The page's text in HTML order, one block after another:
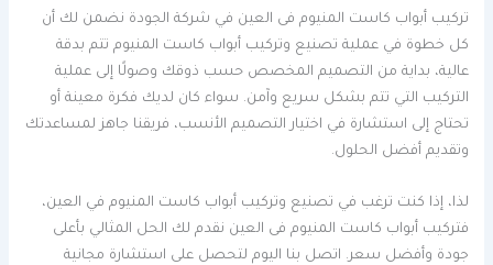
تركيب أبواب كاست المنيوم فى العين في شركة الجودة نضمن لك أن
كل خطوة في عملية تصنيع وتركيب أبواب كاست المنيوم تتم بدقة
عالية، بداية من التصميم المخصص حسب ذوقك وصولًا إلى عملية
التركيب التي تتم بشكل سريع وآمن. سواء كان لديك فكرة معينة أو
تحتاج إلى استشارة في اختيار التصميم الأنسب، فريقنا جاهز لمساعدتك
وتقديم أفضل الحلول.
لذا، إذا كنت ترغب في تصنيع وتركيب أبواب كاست المنيوم في العين،
فتركيب أبواب كاست المنيوم فى العين نقدم لك الحل المثالي بأعلى
جودة وأفضل سعر. اتصل بنا اليوم لتحصل على استشارة مجانية